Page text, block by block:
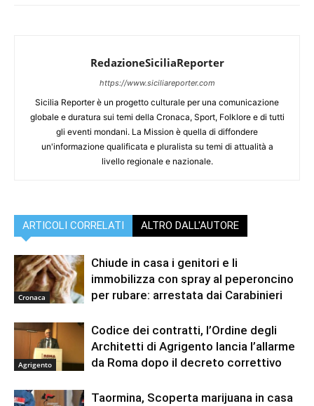
RedazioneSiciliaReporter
https://www.siciliareporter.com
Sicilia Reporter è un progetto culturale per una comunicazione
globale e duratura sui temi della Cronaca, Sport, Folklore e di tutti
gli eventi mondani. La Mission è quella di diffondere
un'informazione qualificata e pluralista su temi di attualità a
livello regionale e nazionale.
ARTICOLI CORRELATI ALTRO DALL'AUTORE
Cronaca
Chiude in casa i genitori e li
immobilizza con spray al peperoncino
per rubare: arrestata dai Carabinieri
Agrigento
Codice dei contratti, l’Ordine degli
Architetti di Agrigento lancia l’allarme
da Roma dopo il decreto correttivo
Taormina, Scoperta marijuana in casa